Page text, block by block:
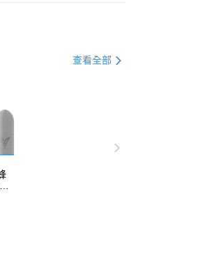
，將跳轉至「AFTEE先享後
。
中的連結，可透過四大超商
視為交易完成。
但若您需要取消訂單，請聯
仍視為有效，需透過AFTEE
結帳頁面顯示為準，若有關於
問，請聯繫「AFTEE先享後
support/home
查看全部